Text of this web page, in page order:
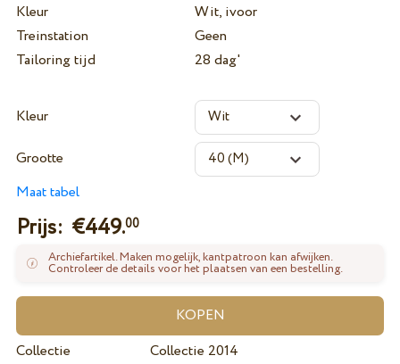
Kleur
Wit, ivoor
Treinstation
Geen
Tailoring tijd
28 dag'
Kleur
Grootte
Maat tabel
Prijs: €449.00
Archiefartikel. Maken mogelijk, kantpatroon kan afwijken.
Controleer de details voor het plaatsen van een bestelling.
Collectie
Collectie 2014